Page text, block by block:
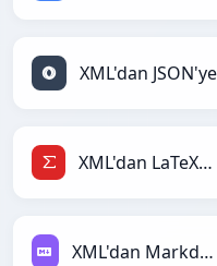
XML'dan JSON'ye
XML'dan LaTeX'ye
XML'dan Markdown'ye